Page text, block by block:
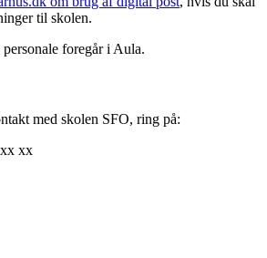
til skolen.
foregår i Aula.
med skolen SFO, ring på:
xx